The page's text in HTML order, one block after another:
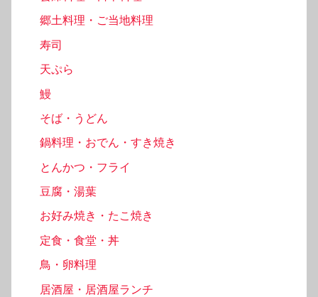
郷土料理・ご当地料理
寿司
天ぷら
鰻
そば・うどん
鍋料理・おでん・すき焼き
とんかつ・フライ
豆腐・湯葉
お好み焼き・たこ焼き
定食・食堂・丼
鳥・卵料理
居酒屋・居酒屋ランチ